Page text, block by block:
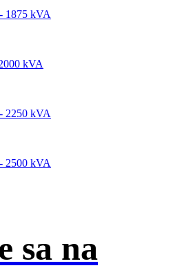
1875 kVA
kVA
2250 kVA
2500 kVA
sa na